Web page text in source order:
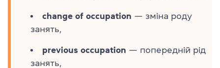
change of occupation — зміна роду
занять,
previous occupation — попередній рід
занять,